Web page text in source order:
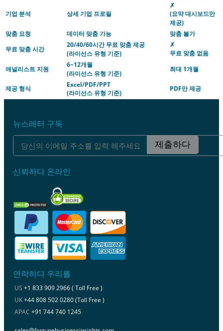
기업 분석 상세 기업 프로필
✗
(요약 대시보드만
제공)
맞춤 요청
데이터 맞춤 가능
맞춤 불가
무료 맞춤 시간
20/40/60시간 무료 맞춤 제공
(라이선스 유형 기준)
✗
무료 맞춤 없음
애널리스트 지원
6~12개월
(라이선스 유형 기준)
최대 1개월
제공 형식
Excel/PDF/PPT
(라이선스 유형 기준)
PDF만 제공
뉴스레터 구독
제출하다
신뢰하다 온라인
연락하다 우리를
US +1 833 909 2966 ( Toll Free )
UK+44 808 502 0280 (Toll Free )
APAC +91 744 740 1245